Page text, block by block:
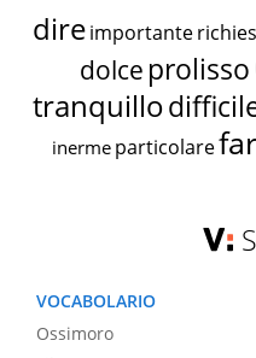
dire importante
dolce prolisso
tranquillo
inerme particolare
VOCABOLARIO
Ossimoro